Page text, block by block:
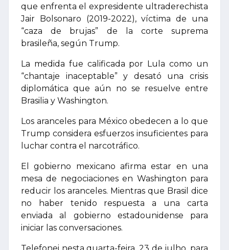
que enfrenta el expresidente ultraderechista
Jair Bolsonaro (2019-2022), víctima de una
“caza de brujas” de la corte suprema
brasileña, según Trump.
La medida fue calificada por Lula como un
“chantaje inaceptable” y desató una crisis
diplomática que aún no se resuelve entre
Brasilia y Washington.
Los aranceles para México obedecen a lo que
Trump considera esfuerzos insuficientes para
luchar contra el narcotráfico.
El gobierno mexicano afirma estar en una
mesa de negociaciones en Washington para
reducir los aranceles. Mientras que Brasil dice
no haber tenido respuesta a una carta
enviada al gobierno estadounidense para
iniciar las conversaciones.